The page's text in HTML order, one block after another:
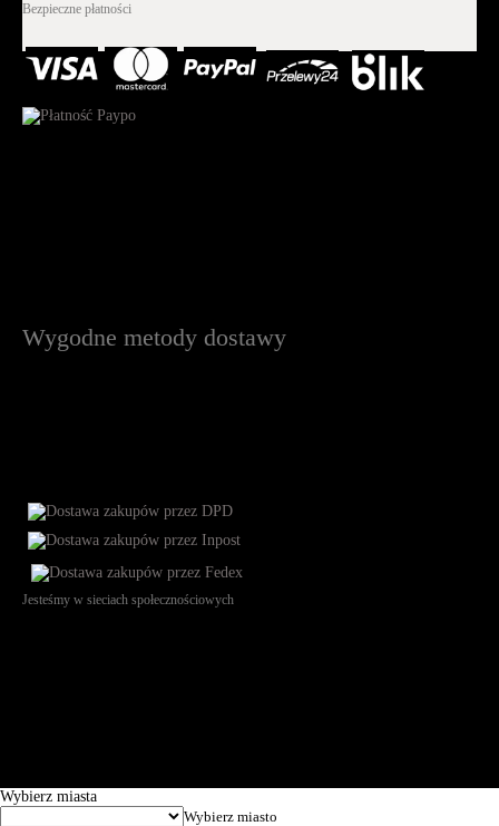
Bezpieczne płatności
Wygodne metody dostawy
Jesteśmy w sieciach społecznościowych
Wybierz miasta